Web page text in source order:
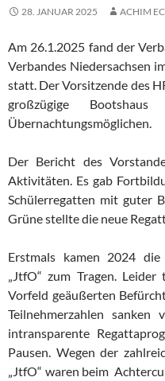
28. JANUAR 2025 ACHIM
Am 26.1.2025 fand der
Verbandes Niedersachsen
statt. Der Vorsitzende des
großzügige
Übernachtungsmöglichen.
Der Bericht des
Aktivitäten. Es gab
Schülerregatten mit guter
Grüne stellte die neue
Erstmals kamen 2024
„JtfO“ zum Tragen.
Vorfeld geäußerten
Teilnehmerzahlen
intransparente
Pausen. Wegen der
„JtfO“ waren beim